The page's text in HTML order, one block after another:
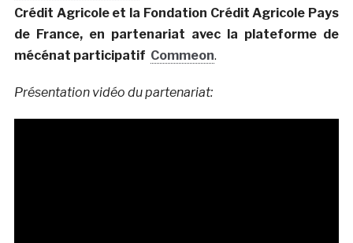
Crédit Agricole et la Fondation Crédit Agricole Pays
de France, en partenariat avec la plateforme de
mécénat participatif Commeon.
Présentation vidéo du partenariat: